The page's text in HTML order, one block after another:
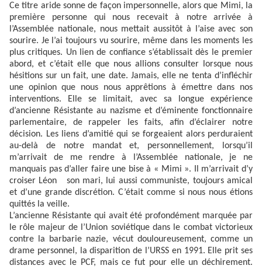
Ce titre aride sonne de façon impersonnelle, alors que Mimi, la
première personne qui nous recevait à notre arrivée à
l’Assemblée nationale, nous mettait aussitôt à l’aise avec son
sourire. Je l’ai toujours vu sourire, même dans les moments les
plus critiques. Un lien de confiance s’établissait dès le premier
abord, et c’était elle que nous allions consulter lorsque nous
hésitions sur un fait, une date. Jamais, elle ne tenta d’infléchir
une opinion que nous nous apprêtions à émettre dans nos
interventions. Elle se limitait, avec sa longue expérience
d’ancienne Résistante au nazisme et d’éminente fonctionnaire
parlementaire, de rappeler les faits, afin d’éclairer notre
décision. Les liens d’amitié qui se forgeaient alors perduraient
au-delà de notre mandat et, personnellement, lorsqu’il
m’arrivait de me rendre à l’Assemblée nationale, je ne
manquais pas d’aller faire une bise à « Mimi ». Il m’arrivait d’y
croiser Léon son mari, lui aussi communiste, toujours amical
et d’une grande discrétion. C’était comme si nous nous étions
quittés la veille.
L’ancienne Résistante qui avait été profondément marquée par
le rôle majeur de l’Union soviétique dans le combat victorieux
contre la barbarie nazie, vécut douloureusement, comme un
drame personnel, la disparition de l’URSS en 1991. Elle prit ses
distances avec le PCF, mais ce fut pour elle un déchirement.